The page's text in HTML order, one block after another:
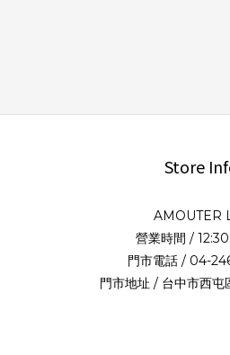
Store
AMOUTER
營業時間 /
門市電話 / 04-
門市地址 / 台中市西